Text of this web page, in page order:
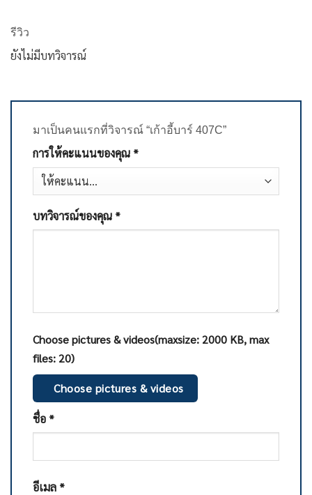
รีวิว
ยังไม่มีบทวิจารณ์
มาเป็นคนแรกที่วิจารณ์ “เก้าอี้บาร์ 407C”
การให้คะแนนของคุณ *
บทวิจารณ์ของคุณ *
Choose pictures & videos(maxsize: 2000 KB, max
files: 20)
Choose pictures & videos
ชื่อ *
อีเมล *